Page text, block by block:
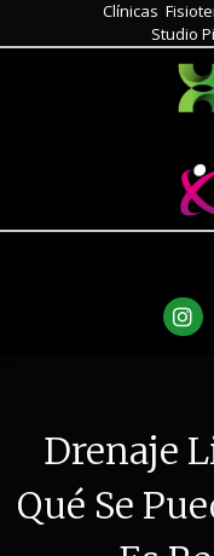
Clínicas
Studio
Drenaje
Qué Se